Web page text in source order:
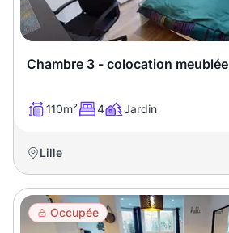
Chambre 3 - colocation meublée
110m² 4 Jardin
Lille
Occupée